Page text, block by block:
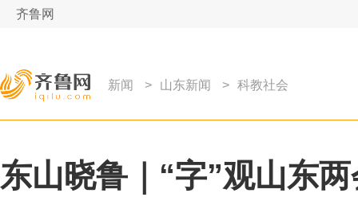
齐鲁网
新闻 > 山东新闻 > 科教社会
东山晓鲁｜“字”观山东